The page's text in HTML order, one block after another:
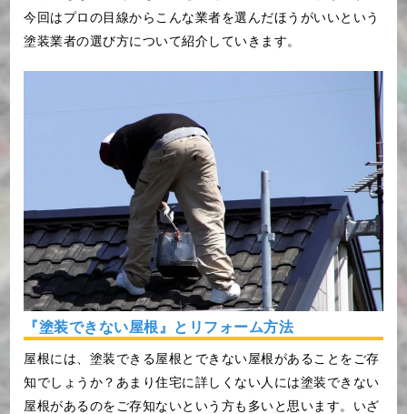
今回はプロの目線からこんな業者を選んだほうがいいという
塗装業者の選び方について紹介していきます。
『塗装できない屋根』とリフォーム方法
屋根には、塗装できる屋根とできない屋根があることをご存
知でしょうか？あまり住宅に詳しくない人には塗装できない
屋根があるのをご存知ないという方も多いと思います。いざ